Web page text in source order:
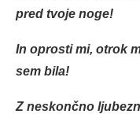
pred tvoje noge!
In oprosti mi, otrok
sem bila!
Z neskončno